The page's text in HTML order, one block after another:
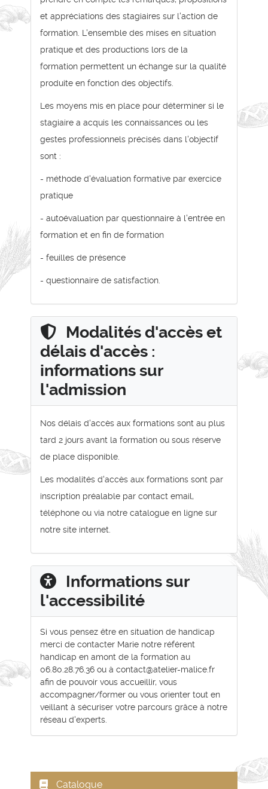
et appréciations des stagiaires sur l'action de
formation. L'ensemble des mises en situation
pratique et des productions lors de la
formation permettent un échange sur la qualité
produite en fonction des objectifs.
Les moyens mis en place pour déterminer si le
stagiaire a acquis les connaissances ou les
gestes professionnels précisés dans l'objectif
sont :
- méthode d'évaluation formative par exercice
pratique
- autoévaluation par questionnaire à l'entrée en
formation et en fin de formation
- feuilles de présence
- questionnaire de satisfaction.
Modalités d'accès et
délais d'accès :
informations sur
l'admission
Nos délais d'accès aux formations sont au plus
tard 2 jours avant la formation ou sous réserve
de place disponible.
Les modalités d'accès aux formations sont par
inscription préalable par contact email,
téléphone ou via notre catalogue en ligne sur
notre site internet.
Informations sur
l'accessibilité
Si vous pensez être en situation de handicap
merci de contacter Marie notre référent
handicap en amont de la formation au
06.80.28.76.36 ou à contact@atelier-malice.fr
afin de pouvoir vous accueillir, vous
accompagner/former ou vous orienter tout en
veillant à sécuriser votre parcours grâce à notre
réseau d'experts.
Catalogue